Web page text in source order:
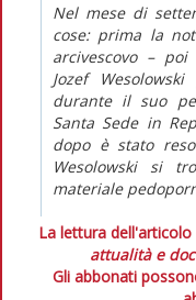
Nel mese di
cose: prima la
arcivescovo –
Jozef
durante il suo
Santa Sede in
dopo è stato
Wesolowski si
materiale
La lettura
attualità e
Gli abbonati